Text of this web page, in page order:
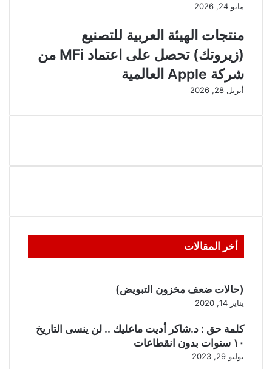
مايو 24, 2026
منتجات الهيئة العربية للتصنيع
(زيروتك) تحصل على اعتماد MFi من
شركة Apple العالمية
أبريل 28, 2026
أخر المقالات
(حالات ضعف مخزون التبويض)
يناير 14, 2020
كلمة حق : د.شاكر أديت ماعليك .. لن ينسى التاريخ
١٠ سنوات بدون انقطاعات
يوليو 29, 2023